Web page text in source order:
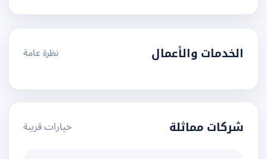
الخدمات والأعمال نظرة عامة
شركات مماثلة خيارات قريبة